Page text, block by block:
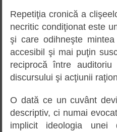
Repetiţia cronică a
necritic condiţionat este
şi care odihneşte
accesibil şi mai puţin
reciprocă între
discursului şi acţiunii
O dată ce un cuvânt
descriptiv, ci numai
implicit ideologia unei